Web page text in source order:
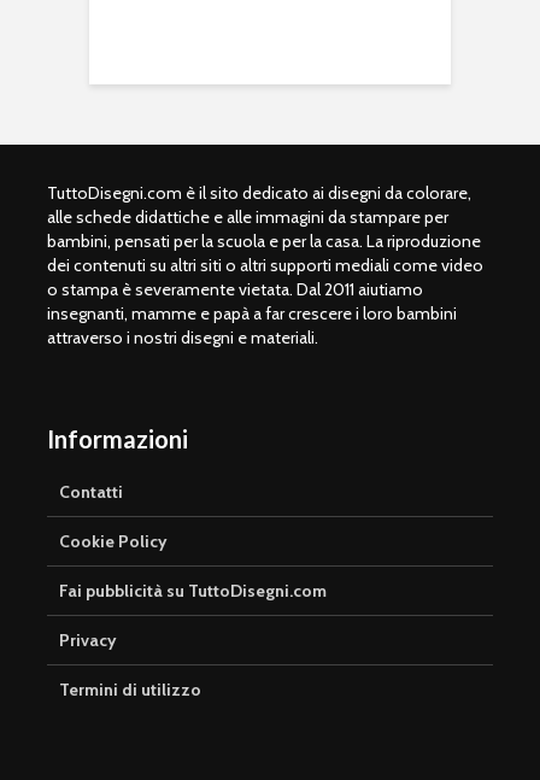
TuttoDisegni.com è il sito dedicato ai disegni da colorare,
alle schede didattiche e alle immagini da stampare per
bambini, pensati per la scuola e per la casa. La riproduzione
dei contenuti su altri siti o altri supporti mediali come video
o stampa è severamente vietata. Dal 2011 aiutiamo
insegnanti, mamme e papà a far crescere i loro bambini
attraverso i nostri disegni e materiali.
Informazioni
Contatti
Cookie Policy
Fai pubblicità su TuttoDisegni.com
Privacy
Termini di utilizzo